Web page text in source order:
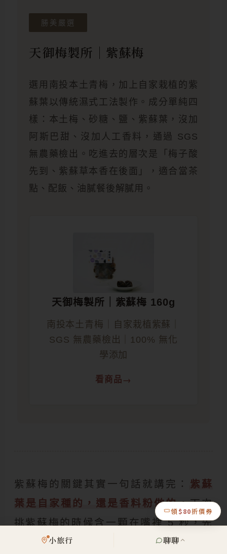
勝美嚴選
天御梅製所｜紫蘇梅
選用南投本土青梅，加上自家栽植的紫
蘇葉以傳統濕式工法製作。成分單純四
樣：本土梅、砂糖、鹽、紫蘇葉，沒加
阿斯巴甜、沒加人工香料，通過 SGS
無農藥檢出。吃進去的層次是「梅子酸
先到、紫蘇草本香在後面」，適合當茶
點、配飯、油膩餐後解膩用。
天御梅製所｜紫蘇梅 160g
南投本土青梅｜自家栽植紫蘇｜
SGS 無農藥檢出｜100% 無化
學添加
看商品
紫蘇梅的關鍵其實一句話就講完：
紫蘇
葉是自家種的，還是香料粉做的。下次
挑紫蘇梅的時候含一顆在嘴裡 5 秒，先
吃到梅子酸、再吃到紫蘇香的就是用心
領$80折價券
小旅行 聊聊